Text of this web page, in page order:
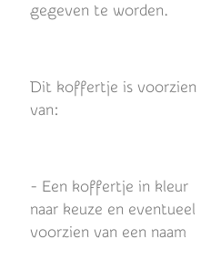
gegeven te worden.
Dit koffertje is voorzien
van:
- Een koffertje in kleur
naar keuze en eventueel
voorzien van een naam